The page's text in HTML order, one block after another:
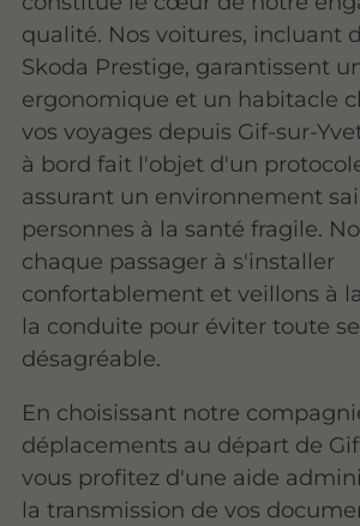
qualité. Nos voitures, incluant
Skoda Prestige, garantissent
ergonomique et un habitacle
vos voyages depuis Gif-sur-
à bord fait l'objet d'un
assurant un environnement
personnes à la santé fragile.
chaque passager à s'installer
confortablement et veillons à
la conduite pour éviter toute
désagréable.
En choisissant notre
déplacements au départ de
vous profitez d'une aide
la transmission de vos